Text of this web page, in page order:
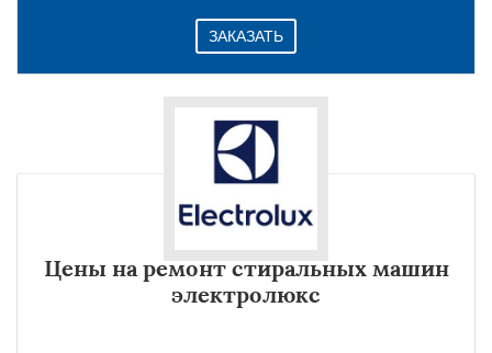
ЗАКАЗАТЬ
Цены на ремонт стиральных машин
электролюкс